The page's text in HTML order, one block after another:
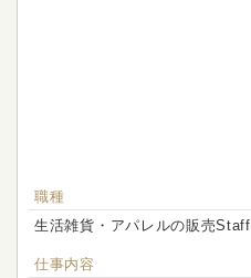
職種
生活雑貨・アパレルの販売Staff
仕事内容